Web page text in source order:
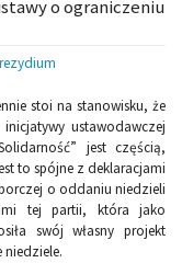
o ograniczeniu
stoi na stanowisku, że
ustawodawczej
jest częścią,
to spójne z deklaracjami
o oddaniu niedzieli
tej partii, która jako
swój własny projekt
niedziele.